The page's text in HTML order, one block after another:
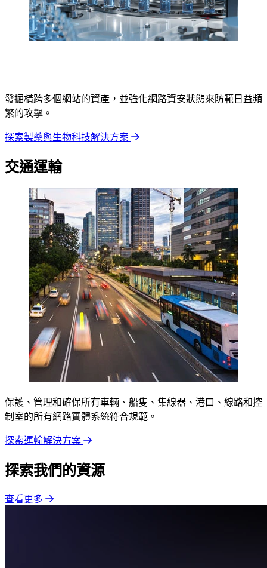
發掘橫跨多個網站的資產，並強化網路資安狀態來防範日益頻
繁的攻擊。
探索製藥與生物科技解決方案
交通運輸
保護、管理和確保所有車輛、船隻、集線器、港口、線路和控
制室的所有網路實體系統符合規範。
探索運輸解決方案
探索我們的資源
查看更多